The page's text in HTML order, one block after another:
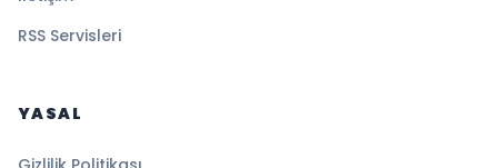
RSS Servisleri
YASAL